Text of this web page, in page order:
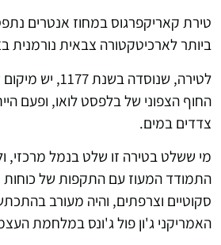
טירת קאריקפרגוס במחוז אנטרים
ביותר לארכיטקטורה צבאית נורמנית
לטירה, שנוסדה
החוף הצפוני של בלפסט לואו, ופעם
צדדים במים.
התמודד המעוז עם התקפות של כוחות
סקוטיים וצרפתים, והיה מעורב
האמריקני ג'ון פול ג'ונס במלחמת